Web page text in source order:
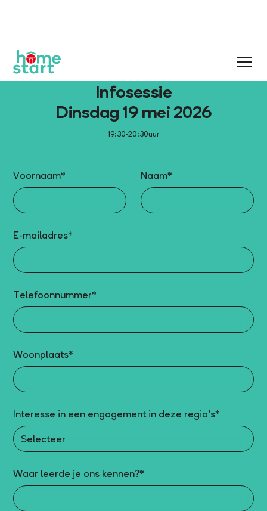
Infosessie
Dinsdag 19 mei 2026
19:30-20:30uur
Voornaam* Naam*
E-mailadres*
Telefoonnummer*
Woonplaats*
Interesse in een engagement in deze regio’s*
Waar leerde je ons kennen?*